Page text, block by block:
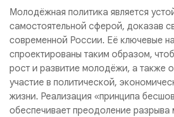
Молодёжная политика является
самостоятельной сферой, доказав
современной России. Её ключевые
спроектированы таким образом,
рост и развитие молодёжи, а также
участие в политической,
жизни. Реализация «принципа
обеспечивает преодоление